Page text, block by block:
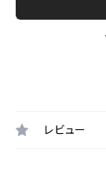
レビュー